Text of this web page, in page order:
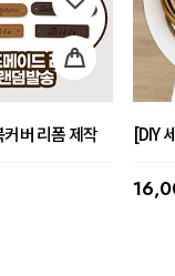
버 리폼 제작 [DIY